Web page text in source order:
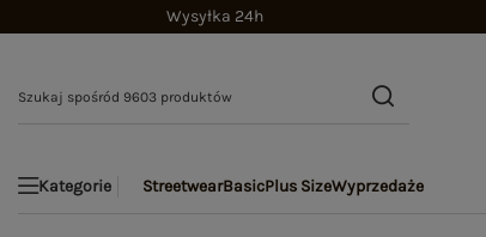
Wysyłka 24h
Kategorie StreetwearBasicPlus SizeWyprzedaże